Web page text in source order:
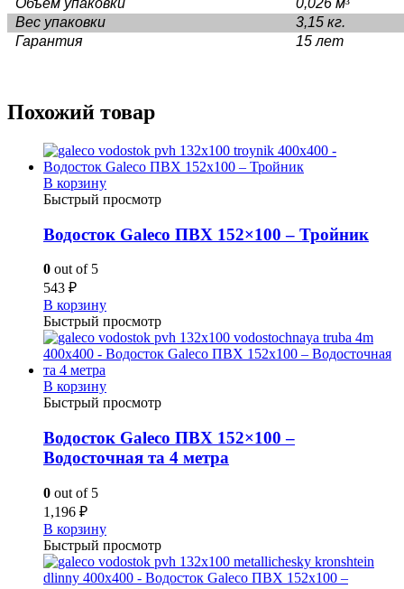
Объём упаковки
0,026 м³
Вес упаковки
3,15 кг.
Гарантия
15 лет
Похожий товар
В корзину
Быстрый просмотр
Водосток Galeco ПВХ 152×100 – Тройник
0 out of 5
543 ₽
В корзину
Быстрый просмотр
В корзину
Быстрый просмотр
Водосток Galeco ПВХ 152×100 –
Водосточная та 4 метра
0 out of 5
1,196 ₽
В корзину
Быстрый просмотр